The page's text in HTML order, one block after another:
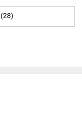
(28)